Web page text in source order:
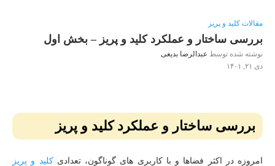
مقالات کلید و پریز
بررسی ساختار و عملکرد کلید و پریز – بخش اول
نوشته شده توسط عبدالرضا بدیعی
دی ۲۱, ۱۴۰۱
بررسی ساختار و عملکرد کلید و پریز
امروزه در اکثر فضاها و با کاربری های گوناگون، تعدادیکلید و پریز